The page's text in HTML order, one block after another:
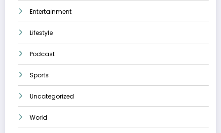
Entertainment
Lifestyle
Podcast
Sports
Uncategorized
World